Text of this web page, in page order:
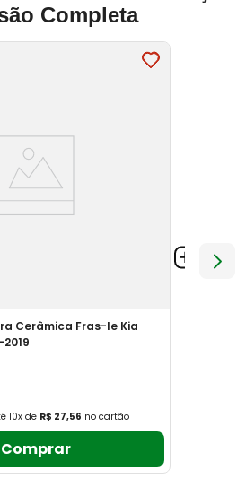
Completa
Cerâmica Fras-le Kia
2019
10x de R$ 27,56 no cartão
Comprar